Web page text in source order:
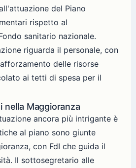
del Piano
rispetto al
sanitario nazionale.
riguarda il personale, con
delle risorse
ai tetti di spesa per il
nella Maggioranza
ancora più intrigante è
al piano sono giunte
con FdI che guida il
Il sottosegretario alle